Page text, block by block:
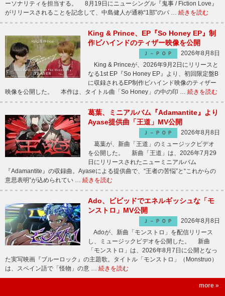
ーソナリティを担当する。 8月19日にニューシングル『鬼事 / Fiction Love』
がリリースされることを記念して、中島健人が通称“1部”のパ … 続きを読む
King & Prince、EP『So Honey EP』制
作ビハインドのティザー映像を公開
Ｊ－ＰＯＰ
2026年8月8日
King & Princeが、2026年9月2日にリリースと
なる1st EP『So Honey EP』より、初回限定盤B
に収録されるEP制作ビハインド映像のティザー
映像を公開した。 本作は、タイトル曲「So Honey」の中の印 … 続きを読む
葛葉、ミニアルバム『Adamantite』より
Ayase提供曲「王道」MV公開
Ｊ－ＰＯＰ
2026年8月8日
葛葉が、新曲「王道」のミュージックビデオ
を公開した。 新曲「王道」は、2026年7月29
日にリリースされたニューミニアルバム
『Adamantite』の収録曲。Ayaseによる提供曲で、“王者の苦悩”と“これからの
意思表明”が込められてい … 続きを読む
Ado、ビビッドでエネルギッシュな「モ
ンストロ」MV公開
Ｊ－ＰＯＰ
2026年8月8日
Adoが、新曲「モンストロ」を配信リリース
し、ミュージックビデオを公開した。 新曲
「モンストロ」は、2026年8月7日に公開となっ
た実写映画『ブルーロック』の主題歌。タイトル「モンストロ」（Monstruo）
は、スペイン語で「怪物」の意 … 続きを読む
more »